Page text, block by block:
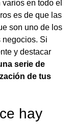
en todo el
es de que las
son uno de los
negocios. Si
y destacar
serie de
de tus
hay